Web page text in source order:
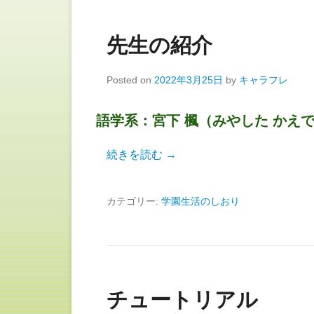
先生の紹介
Posted on 2022年3月25日 by キャラフレ
語学系：宮下 楓（みやした かえ
続きを読む →
カテゴリー: 学園生活のしおり
チュートリアル